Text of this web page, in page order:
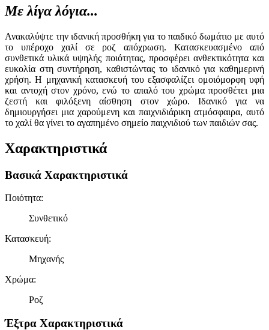
Με λίγα λόγια...
Ανακαλύψτε την ιδανική προσθήκη για το παιδικό δωμάτιο με αυτό
το υπέροχο χαλί σε ροζ απόχρωση. Κατασκευασμένο από
συνθετικά υλικά υψηλής ποιότητας, προσφέρει ανθεκτικότητα και
ευκολία στη συντήρηση, καθιστώντας το ιδανικό για καθημερινή
χρήση. Η μηχανική κατασκευή του εξασφαλίζει ομοιόμορφη υφή
και αντοχή στον χρόνο, ενώ το απαλό του χρώμα προσθέτει μια
ζεστή και φιλόξενη αίσθηση στον χώρο. Ιδανικό για να
δημιουργήσει μια χαρούμενη και παιχνιδιάρικη ατμόσφαιρα, αυτό
το χαλί θα γίνει το αγαπημένο σημείο παιχνιδιού των παιδιών σας.
Χαρακτηριστικά
Βασικά Χαρακτηριστικά
Ποιότητα:
Συνθετικό
Κατασκευή:
Μηχανής
Χρώμα:
Ροζ
Έξτρα Χαρακτηριστικά